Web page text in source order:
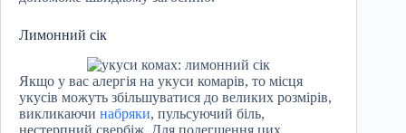
Лимонний сік
Якщо у вас алергія на укуси комарів, то місця
укусів можуть збільшуватися до великих розмірів,
викликаючи набряки, пульсуючий біль,
нестерпний свербіж. Для полегшення цих